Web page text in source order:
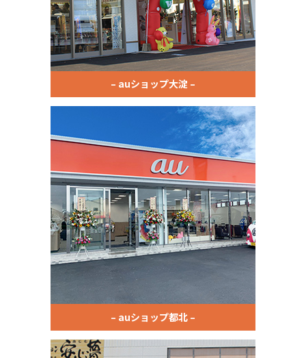
– auショップ大淀 –
– auショップ都北 –